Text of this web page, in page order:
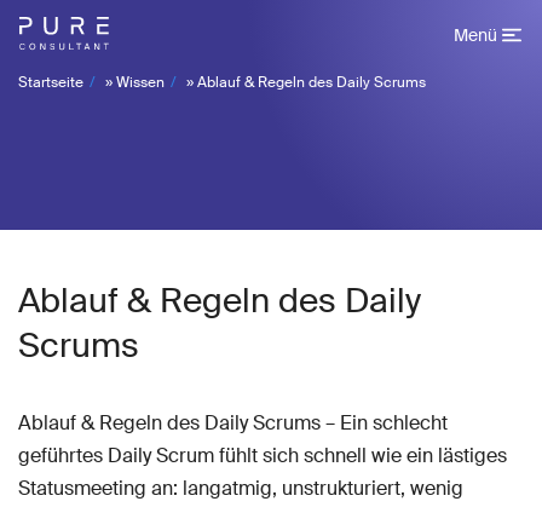
Menü
Startseite »Wissen »Ablauf & Regeln des Daily Scrums
Ablauf & Regeln des Daily
Scrums
Ablauf & Regeln des Daily Scrums – Ein schlecht
geführtes Daily Scrum fühlt sich schnell wie ein lästiges
Statusmeeting an: langatmig, unstrukturiert, wenig